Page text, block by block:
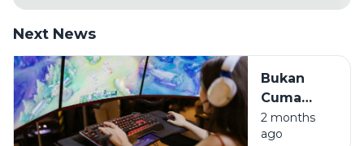
Next News
Bukan
Cuma
Hura-hura,
Ini Sisi
2 months
ago